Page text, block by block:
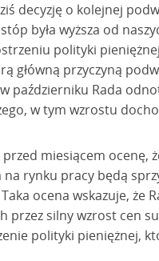
decyzję o kolejnej
była wyższa od
polityki
główną przyczyną
październiku Rada
w tym wzrostu
miesiącem ocenę,
rynku pracy będą
ocena wskazuje,
przez silny wzrost cen
polityki pieniężnej,